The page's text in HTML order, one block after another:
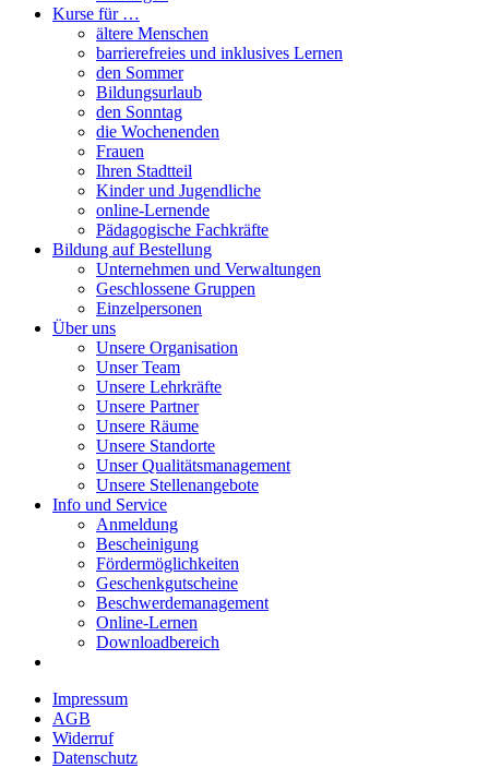
Kurse für …
ältere Menschen
barrierefreies und inklusives Lernen
den Sommer
Bildungsurlaub
den Sonntag
die Wochenenden
Frauen
Ihren Stadtteil
Kinder und Jugendliche
online-Lernende
Pädagogische Fachkräfte
Bildung auf Bestellung
Unternehmen und Verwaltungen
Geschlossene Gruppen
Einzelpersonen
Über uns
Unsere Organisation
Unser Team
Unsere Lehrkräfte
Unsere Partner
Unsere Räume
Unsere Standorte
Unser Qualitätsmanagement
Unsere Stellenangebote
Info und Service
Anmeldung
Bescheinigung
Fördermöglichkeiten
Geschenkgutscheine
Beschwerdemanagement
Online-Lernen
Downloadbereich
Impressum
AGB
Widerruf
Datenschutz